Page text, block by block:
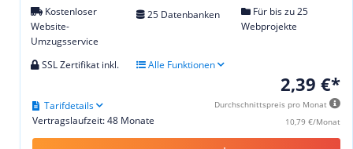
Kostenloser
Website-
Umzugsservice
25 Datenbanken
Für bis zu 25
Webprojekte
SSL Zertifikat inkl. Alle Funktionen
2,39 €*
Durchschnittspreis pro Monat
10,79 €/Monat
Vertragslaufzeit: 48 Monate
Tarifdetails